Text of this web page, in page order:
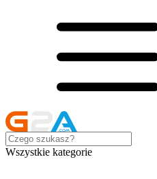
Wszystkie kategorie